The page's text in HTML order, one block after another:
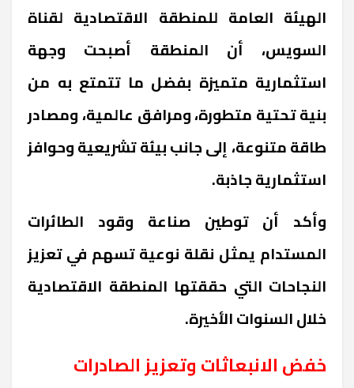
الهيئة العامة للمنطقة الاقتصادية لقناة
السويس، أن المنطقة أصبحت وجهة
استثمارية متميزة بفضل ما تتمتع به من
بنية تحتية متطورة، ومرافق عالمية، ومصادر
طاقة متنوعة، إلى جانب بيئة تشريعية وحوافز
استثمارية جاذبة.
وأكد أن توطين صناعة وقود الطائرات
المستدام يمثل نقلة نوعية تسهم في تعزيز
النجاحات التي حققتها المنطقة الاقتصادية
خلال السنوات الأخيرة.
خفض الانبعاثات وتعزيز الصادرات